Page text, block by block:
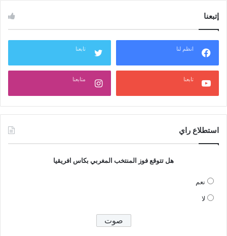
إتبعنا
انظم لنا تابعنا
تابعنا متابعنا
استطلاع راي
هل تتوقع فوز المنتخب المغربي بكاس افريقيا
نعم
لا